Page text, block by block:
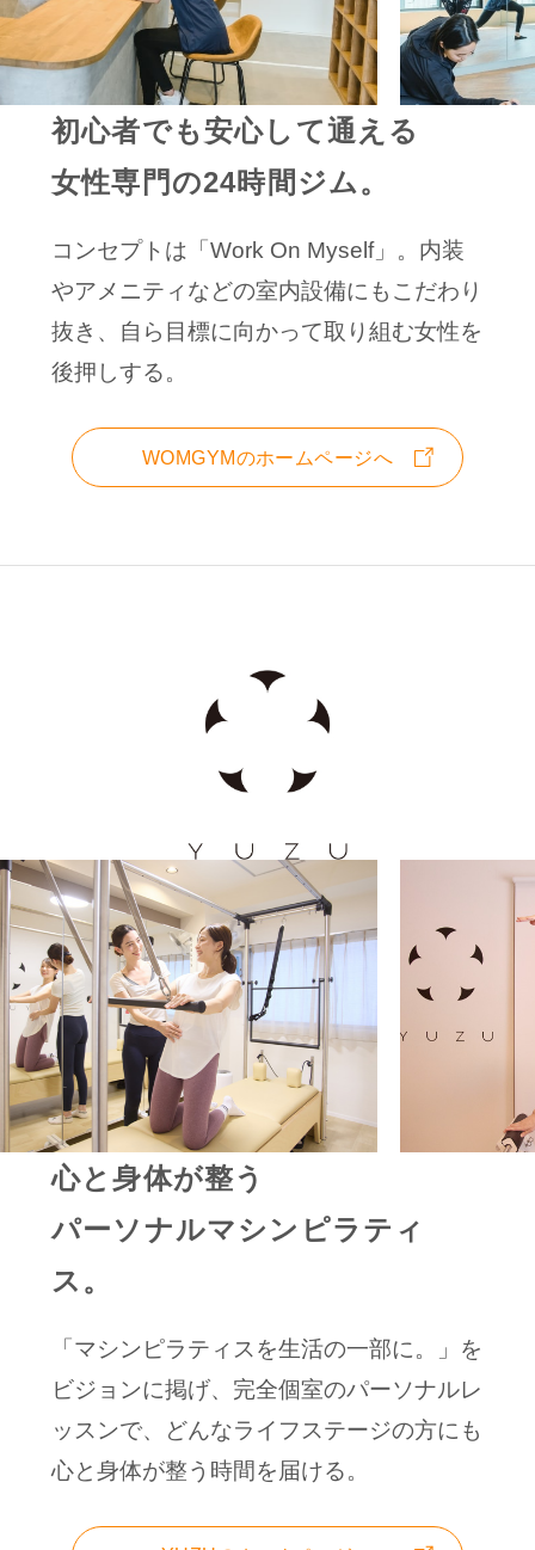
初心者でも安心して通える
女性専門の24時間ジム。
コンセプトは「Work On Myself」。内装
やアメニティなどの室内設備にもこだわり
抜き、自ら目標に向かって取り組む女性を
後押しする。
WOMGYMのホームページへ
心と身体が整う
パーソナルマシンピラティ
ス。
「マシンピラティスを生活の一部に。」を
ビジョンに掲げ、完全個室のパーソナルレ
ッスンで、どんなライフステージの方にも
心と身体が整う時間を届ける。